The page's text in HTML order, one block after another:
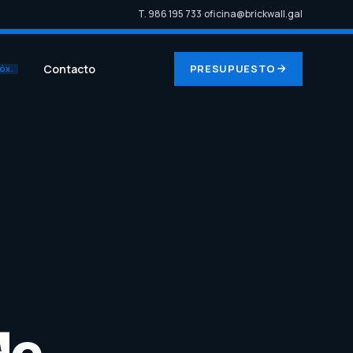
T. 986 195 733·oficina@brickwall.gal
Contacto PRESUPUESTO